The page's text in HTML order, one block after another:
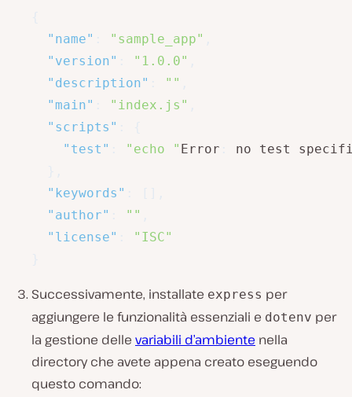
"name"
"sample_app"
"version"
"1.0.0"
"description"
""
"main"
"index.js"
"scripts"
"test"
"echo " Error
no test
"keywords"
"author"
""
"license"
"ISC"
Successivamente, installate express per
aggiungere le funzionalità essenziali e dotenv per
la gestione delle variabili d’ambiente nella
directory che avete appena creato eseguendo
questo comando: